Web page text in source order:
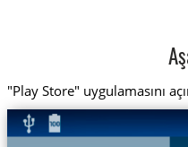
"Play Store" uygulamasını